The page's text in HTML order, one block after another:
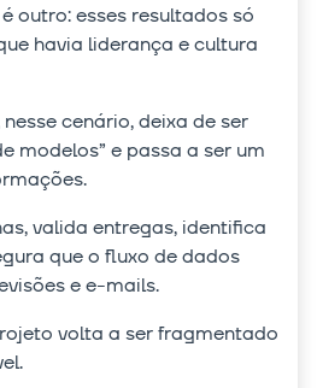
outro: esses resultados só
havia liderança e cultura
cenário, deixa de ser
modelos” e passa a ser um
valida entregas, identifica
que o fluxo de dados
e e-mails.
volta a ser fragmentado